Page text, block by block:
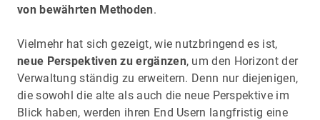
von bewährten Methoden.
Vielmehr hat sich gezeigt, wie nutzbringend es ist,
neue Perspektiven zu ergänzen, um den Horizont der
Verwaltung ständig zu erweitern. Denn nur diejenigen,
die sowohl die alte als auch die neue Perspektive im
Blick haben, werden ihren End Usern langfristig eine